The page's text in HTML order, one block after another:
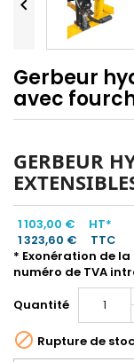

Gerbeur
avec
GERBEUR
1 103,00 €
HT*
1 323,60 €
TTC
* Exonération de la
numéro de TVA
Quantité
 Rupture de